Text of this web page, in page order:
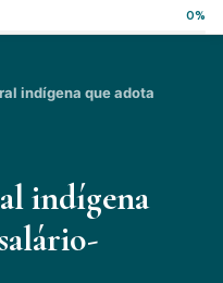
indígena que adota
indígena
0%